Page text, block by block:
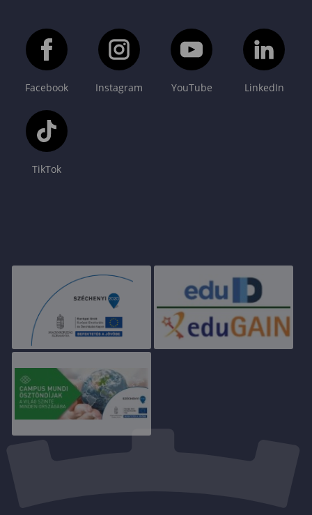
Facebook Instagram YouTube LinkedIn
TikTok